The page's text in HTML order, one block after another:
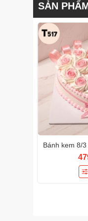
SẢN
Bánh kem 8/3
pastel